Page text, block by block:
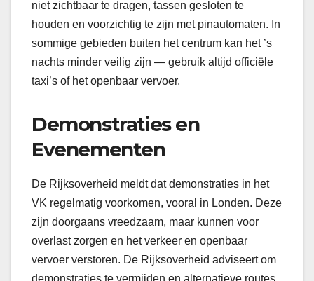
niet zichtbaar te dragen, tassen gesloten te
houden en voorzichtig te zijn met pinautomaten. In
sommige gebieden buiten het centrum kan het ’s
nachts minder veilig zijn — gebruik altijd officiële
taxi’s of het openbaar vervoer.
Demonstraties en
Evenementen
De Rijksoverheid meldt dat demonstraties in het
VK regelmatig voorkomen, vooral in Londen. Deze
zijn doorgaans vreedzaam, maar kunnen voor
overlast zorgen en het verkeer en openbaar
vervoer verstoren. De Rijksoverheid adviseert om
demonstraties te vermijden en alternatieve routes